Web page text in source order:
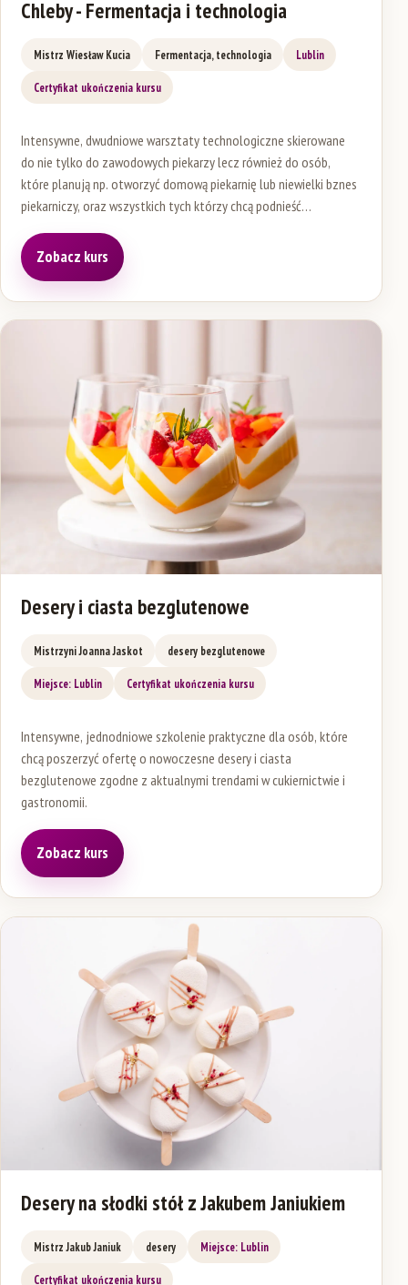
Chleby - Fermentacja i technologia
Mistrz Wiesław Kucia Fermentacja, technologia Lublin
Certyfikat ukończenia kursu
Intensywne, dwudniowe warsztaty technologiczne skierowane
do nie tylko do zawodowych piekarzy lecz również do osób,
które planują np. otworzyć domową piekarnię lub niewielki bznes
piekarniczy, oraz wszystkich tych którzy chcą podnieść
Zobacz kurs
(otwiera się w nowej karcie)
Desery i ciasta bezglutenowe
Mistrzyni Joanna Jaskot desery bezglutenowe
Miejsce: Lublin Certyfikat ukończenia kursu
Intensywne, jednodniowe szkolenie praktyczne dla osób, które
chcą poszerzyć ofertę o nowoczesne desery i ciasta
bezglutenowe zgodne z aktualnymi trendami w cukiernictwie i
gastronomii.
Zobacz kurs
(otwiera się w nowej karcie)
Desery na słodki stół z Jakubem Janiukiem
Mistrz Jakub Janiuk desery Miejsce: Lublin
Certyfikat ukończenia kursu